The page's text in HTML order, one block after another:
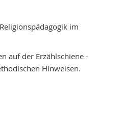
im
auf der Erzählschiene -
Hinweisen.